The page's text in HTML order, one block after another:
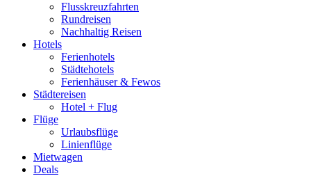
Flusskreuzfahrten
Rundreisen
Nachhaltig Reisen
Hotels
Ferienhotels
Städtehotels
Ferienhäuser & Fewos
Städtereisen
Hotel + Flug
Flüge
Urlaubsflüge
Linienflüge
Mietwagen
Deals